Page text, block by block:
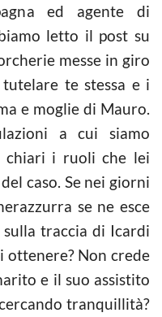
ed agente di
letto il post su
messe in giro
te stessa e i
e moglie di Mauro.
a cui siamo
chiari i ruoli che lei
caso. Se nei giorni
se ne esce
traccia di Icardi
ottenere? Non crede
e il suo assistito
tranquillità?